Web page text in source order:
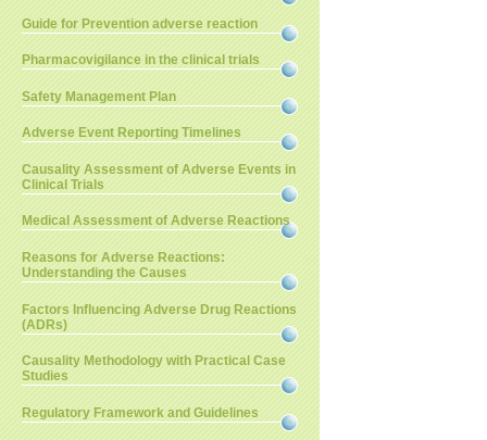
Guide for Prevention adverse reaction
Pharmacovigilance in the clinical trials
Safety Management Plan
Adverse Event Reporting Timelines
Causality Assessment of Adverse Events in
Clinical Trials
Medical Assessment of Adverse Reactions
Reasons for Adverse Reactions:
Understanding the Causes
Factors Influencing Adverse Drug Reactions
(ADRs)
Causality Methodology with Practical Case
Studies
Regulatory Framework and Guidelines